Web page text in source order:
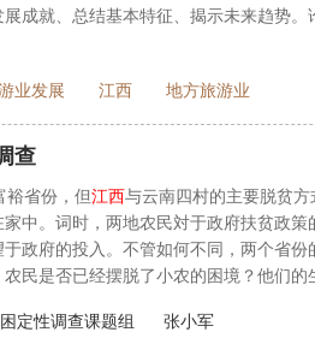
成就、总结基本特征、揭示未来趋势
业发展 江西 地方旅游业
查
裕省份，但江西与云南四村的主要脱贫
中。词时，两地农民対于政府扶贫政策
政府的投入。不管如何不同，两个省
民是否已经摆脱了小农的困境？他们的
定性调查课题组
张小军